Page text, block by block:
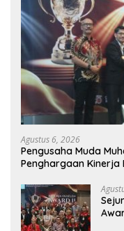
Agustus 6, 2026
Pengusaha Muda
Penghargaan Kinerja